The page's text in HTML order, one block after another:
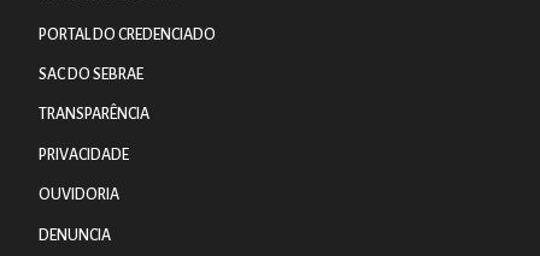
PORTAL DO CREDENCIADO
SAC DO SEBRAE
TRANSPARÊNCIA
PRIVACIDADE
OUVIDORIA
DENUNCIA